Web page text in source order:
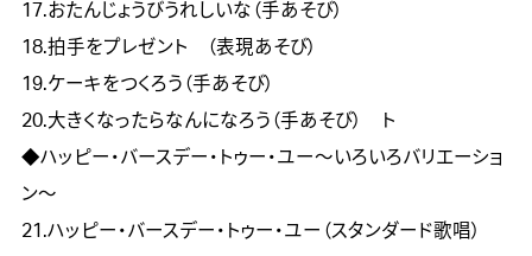
17.おたんじょうびうれしいな（手あそび）
18.拍手をプレゼント　（表現あそび）
19.ケーキをつくろう（手あそび）
20.大きくなったらなんになろう（手あそび）　ト
◆ハッピー・バースデー・トゥー・ユー～いろいろバリエーショ
ン～
21.ハッピー・バースデー・トゥー・ユー（スタンダード歌唱）